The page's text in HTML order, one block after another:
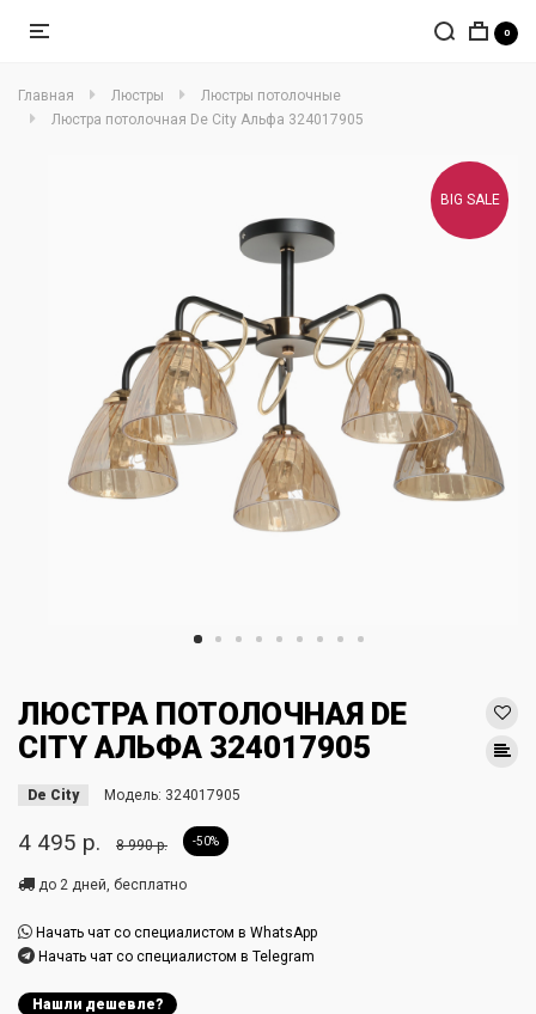
0
Главная Люстры
Люстры потолочные
Люстра потолочная De City Альфа 324017905
BIG SALE
ЛЮСТРА ПОТОЛОЧНАЯ DE
CITY АЛЬФА 324017905
De City Модель: 324017905
4 495 р. 8 990 р. -50%
до 2 дней, бесплатно
Начать чат со специалистом в WhatsApp
Начать чат со специалистом в Telegram
Нашли дешевле?